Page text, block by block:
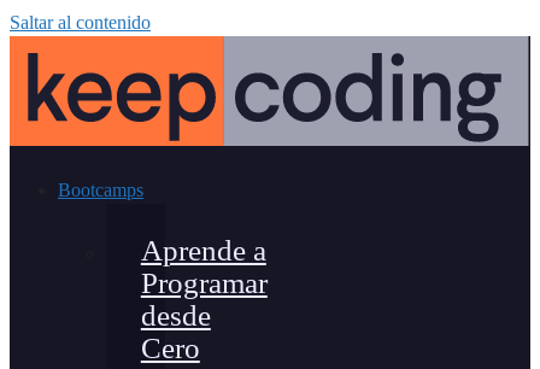
Saltar al contenido
Bootcamps
Aprende a
Programar
desde
Cero